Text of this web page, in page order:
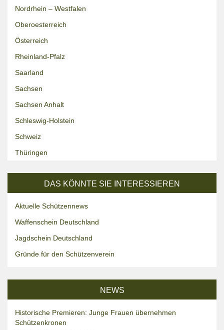
Nordrhein – Westfalen
Oberoesterreich
Österreich
Rheinland-Pfalz
Saarland
Sachsen
Sachsen Anhalt
Schleswig-Holstein
Schweiz
Thüringen
DAS KÖNNTE SIE INTERESSIEREN
Aktuelle Schützennews
Waffenschein Deutschland
Jagdschein Deutschland
Gründe für den Schützenverein
NEWS
Historische Premieren: Junge Frauen übernehmen
Schützenkronen